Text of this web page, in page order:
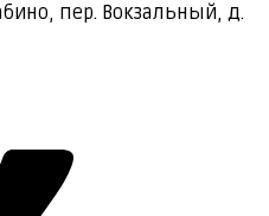
пер. Вокзальный, д.